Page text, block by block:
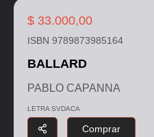
$ 33.000,00
ISBN 9789873985164
BALLARD
PABLO CAPANNA
LETRA SVDACA
Comprar